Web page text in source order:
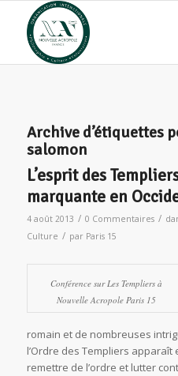
Archive d’étiquettes
salomon
L’esprit des
marquante en
4 août 2013 / 0 Commentaires /
Culture / par Paris 15
Conférence sur Les Templiers à
Nouvelle Acropole Paris 15
romain et de nombreuses
l’Ordre des Templiers apparaît
remettre de l’ordre et lutter